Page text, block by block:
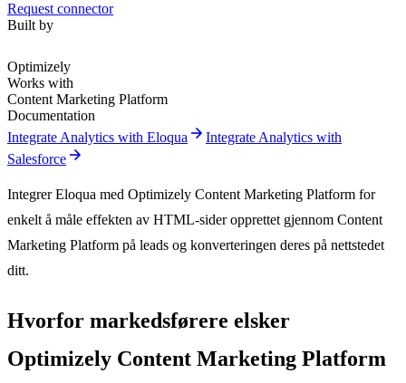
Request connector
Built by
Optimizely
Works with
Content Marketing Platform
Documentation
Integrate Analytics with Eloqua arrow_forward Integrate Analytics with
Salesforce arrow_forward
Integrer Eloqua med Optimizely Content Marketing Platform for
enkelt å måle effekten av HTML-sider opprettet gjennom Content
Marketing Platform på leads og konverteringen deres på nettstedet
ditt.
Hvorfor markedsførere elsker
Optimizely Content Marketing Platform